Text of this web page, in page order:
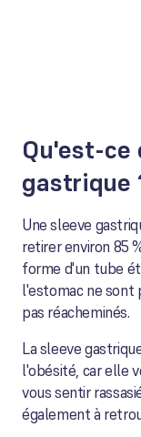
Qu'est-ce
gastrique
Une sleeve
retirer environ 85
forme d'un tube
l'estomac ne sont
pas réacheminés.
La sleeve
l'obésité, car elle
vous sentir
également à